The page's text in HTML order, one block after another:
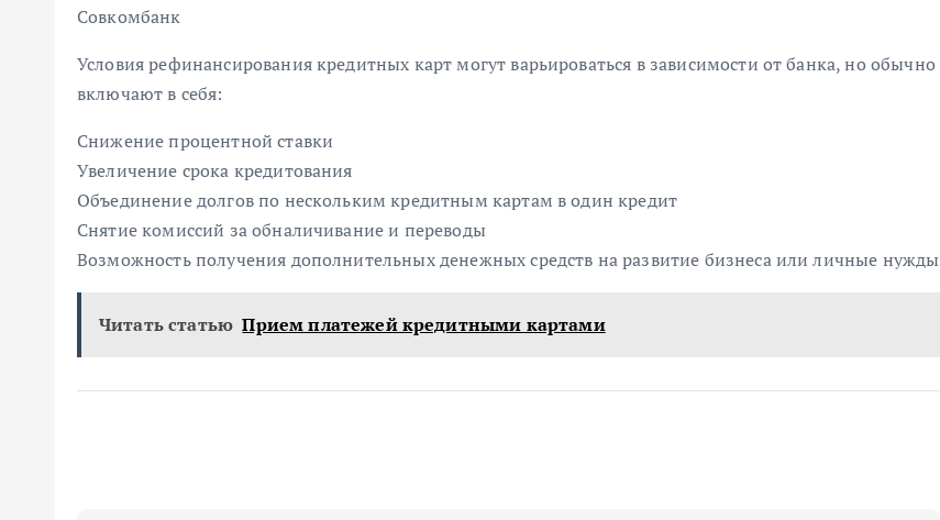
Совкомбанк
Условия рефинансирования кредитных карт могут варьироваться в зависимости от банка, но обычно
включают в себя:
Снижение процентной ставки
Увеличение срока кредитования
Объединение долгов по нескольким кредитным картам в один кредит
Снятие комиссий за обналичивание и переводы
Возможность получения дополнительных денежных средств на развитие бизнеса или личные нужды
Читать статью Прием платежей кредитными картами